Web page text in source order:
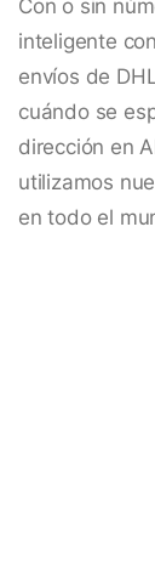
Con o sin
inteligente
envíos de
cuándo se
dirección en
utilizamos
en todo el